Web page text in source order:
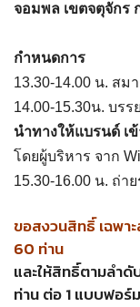
จอมพล เขตจตุจักร
ก​ำหนดการ​
13.30-14.00 น. สม
14.00-15.30น. บรร
นำทางให้แบรนด์ เ
โดยผู้บริหาร จาก
15.30-16.00 น. ถ่
ขอสงวนสิทธิ์ เฉพา
60 ท่าน
และให้สิทธิ์ตามลำ
ท่าน ต่อ 1 แบบฟอร์ม